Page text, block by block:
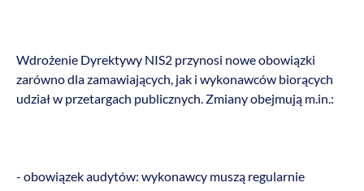
Wdrożenie Dyrektywy NIS2 przynosi nowe obowiązki
zarówno dla zamawiających, jak i wykonawców biorących
udział w przetargach publicznych. Zmiany obejmują m.in.:
- obowiązek audytów: wykonawcy muszą regularnie